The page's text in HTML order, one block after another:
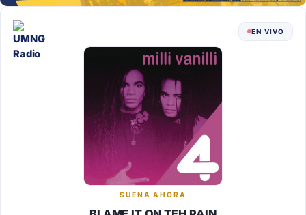
EN VIVO
SUENA AHORA